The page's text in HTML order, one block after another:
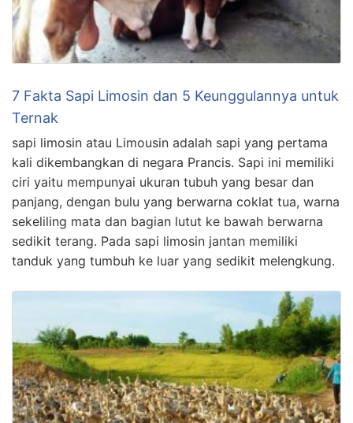
7 Fakta Sapi Limosin dan 5 Keunggulannya untuk
Ternak
sapi limosin atau Limousin adalah sapi yang pertama
kali dikembangkan di negara Prancis. Sapi ini memiliki
ciri yaitu mempunyai ukuran tubuh yang besar dan
panjang, dengan bulu yang berwarna coklat tua, warna
sekeliling mata dan bagian lutut ke bawah berwarna
sedikit terang. Pada sapi limosin jantan memiliki
tanduk yang tumbuh ke luar yang sedikit melengkung.